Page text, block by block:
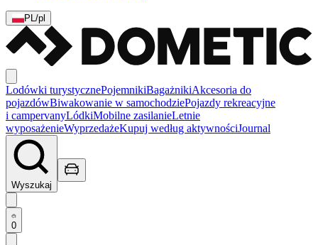
PL/pl
Lodówki turystycznePojemnikiBagażnikiAkcesoria do
pojazdówBiwakowanie w samochodziePojazdy rekreacyjne
i campervanyLódkiMobilne zasilanieLetnie
wyposażenieWyprzedażeKupuj według aktywnościJournal
Wyszukaj
0